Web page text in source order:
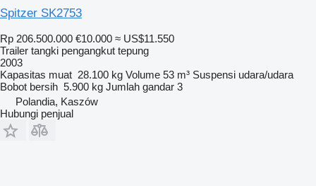
Spitzer SK2753
Rp 206.500.000 €10.000 ≈ US$11.550
Trailer tangki pengangkut tepung
2003
Kapasitas muat 28.100 kg Volume 53 m³ Suspensi udara/udara
Bobot bersih 5.900 kg Jumlah gandar 3
Polandia, Kaszów
Hubungi penjual